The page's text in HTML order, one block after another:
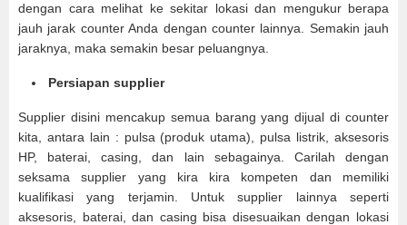
dengan cara melihat ke sekitar lokasi dan mengukur berapa
jauh jarak counter Anda dengan counter lainnya. Semakin jauh
jaraknya, maka semakin besar peluangnya.
Persiapan supplier
Supplier disini mencakup semua barang yang dijual di counter
kita, antara lain : pulsa (produk utama), pulsa listrik, aksesoris
HP, baterai, casing, dan lain sebagainya. Carilah dengan
seksama supplier yang kira kira kompeten dan memiliki
kualifikasi yang terjamin. Untuk supplier lainnya seperti
aksesoris, baterai, dan casing bisa disesuaikan dengan lokasi